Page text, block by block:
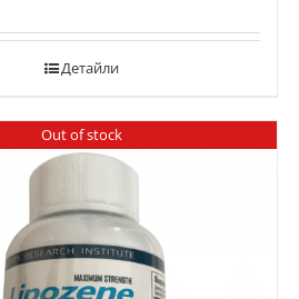
Детайли
Out of stock